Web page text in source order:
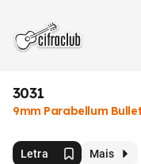
3031
9mm Parabellum
Letra Mais